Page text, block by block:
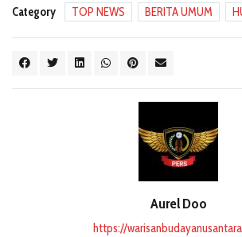
Category TOP NEWS BERITA UMUM
Aurel Doo
https://